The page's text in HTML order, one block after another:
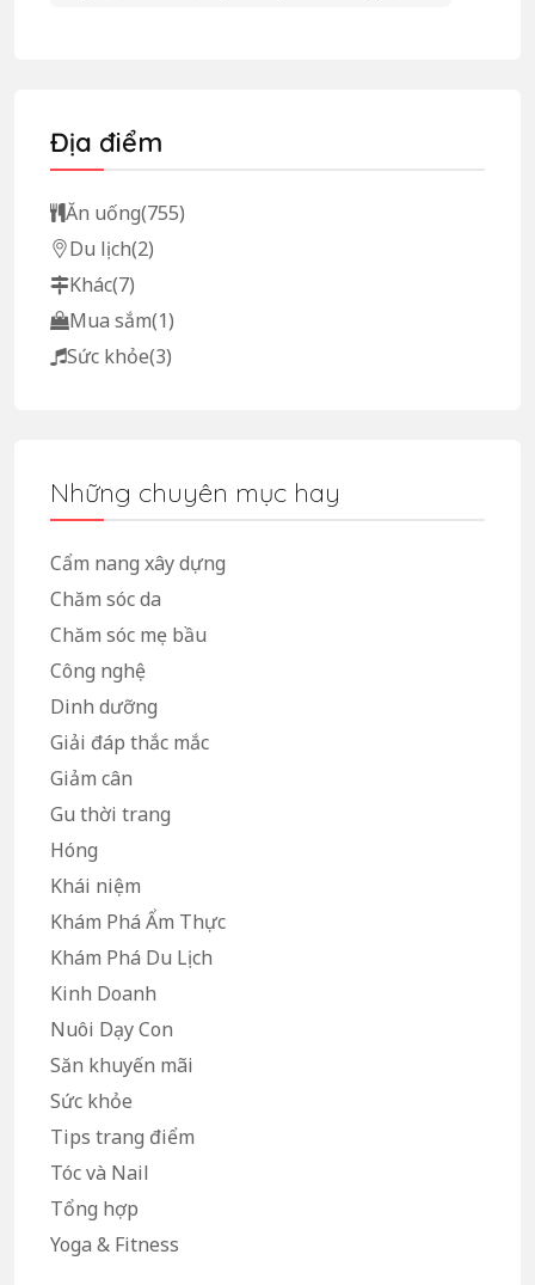
Địa điểm
Ăn uống(755)
Du lịch(2)
Khác(7)
Mua sắm(1)
Sức khỏe(3)
Những chuyên mục hay
Cẩm nang xây dựng
Chăm sóc da
Chăm sóc mẹ bầu
Công nghệ
Dinh dưỡng
Giải đáp thắc mắc
Giảm cân
Gu thời trang
Hóng
Khái niệm
Khám Phá Ẩm Thực
Khám Phá Du Lịch
Kinh Doanh
Nuôi Dạy Con
Săn khuyến mãi
Sức khỏe
Tips trang điểm
Tóc và Nail
Tổng hợp
Yoga & Fitness